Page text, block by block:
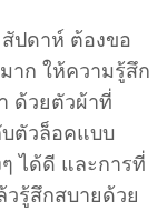
ปดาห์ ต้องขอ
าก ให้ความรู้สึก
ด้วยตัวผ้าที่
ตัวล็อคแบบ
ได้ดี และการที่
วรู้สึกสบายด้วย